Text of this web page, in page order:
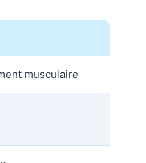
musculaire